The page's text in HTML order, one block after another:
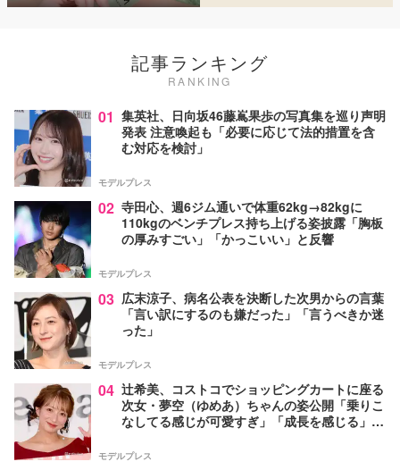
記事ランキング
RANKING
01 集英社、日向坂46藤嶌果歩の写真集を巡り声明
発表 注意喚起も「必要に応じて法的措置を含
む対応を検討」
モデルプレス
02 寺田心、週6ジム通いで体重62kg→82kgに
110kgのベンチプレス持ち上げる姿披露「胸板
の厚みすごい」「かっこいい」と反響
モデルプレス
03 広末涼子、病名公表を決断した次男からの言葉
「言い訳にするのも嫌だった」「言うべきか迷
った」
モデルプレス
04 辻希美、コストコでショッピングカートに座る
次女・夢空（ゆめあ）ちゃんの姿公開「乗りこ
なしてる感じが可愛すぎ」「成長を感じる」の
モデルプレス